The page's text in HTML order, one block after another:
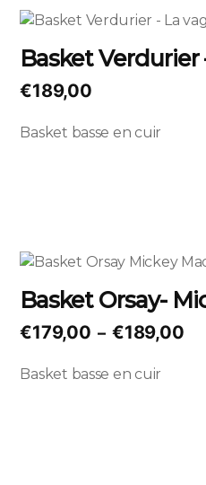
Basket Verdurier
€189,00
Basket basse en cuir
Ce
a
plusieurs
variations.
Les
la
du
produit
Basket Orsay-
€179,00 – €189,00
Basket basse en cuir
Ce
a
plusieurs
variations.
Les